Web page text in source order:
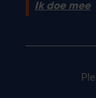
Ik doe mee